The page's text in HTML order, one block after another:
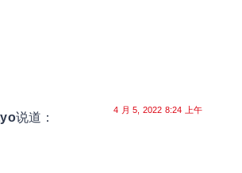
说道： 4 月 5, 2022 8:24 上午